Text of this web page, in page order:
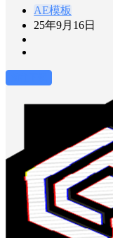
AE模板
25年9月16日